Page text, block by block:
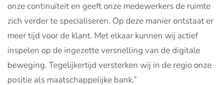
onze continuïteit en geeft onze medewerkers de ruimte
zich verder te specialiseren. Op deze manier ontstaat er
meer tijd voor de klant. Met elkaar kunnen wij actief
inspelen op de ingezette versnelling van de digitale
beweging. Tegelijkertijd versterken wij in de regio onze
positie als maatschappelijke bank.”